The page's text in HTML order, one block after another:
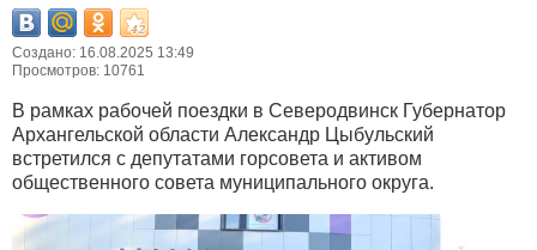
Создано: 16.08.2025 13:49
Просмотров: 10761
В рамках рабочей поездки в Северодвинск Губернатор
Архангельской области Александр Цыбульский
встретился с депутатами горсовета и активом
общественного совета муниципального округа.